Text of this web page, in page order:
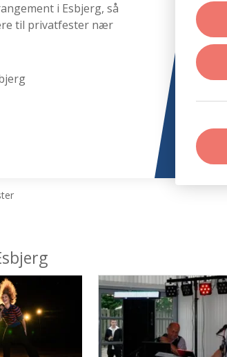
i Esbjerg, så
til privatfester nær